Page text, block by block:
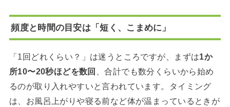
頻度と時間の目安は「短く、こまめに」
「1回どれくらい？」は迷うところですが、まずは1か
所10〜20秒ほどを数回
、合計でも数分くらいから始め
るのが取り入れやすいと言われています。タイミング
は、お風呂上がりや寝る前など体が温まっているときが